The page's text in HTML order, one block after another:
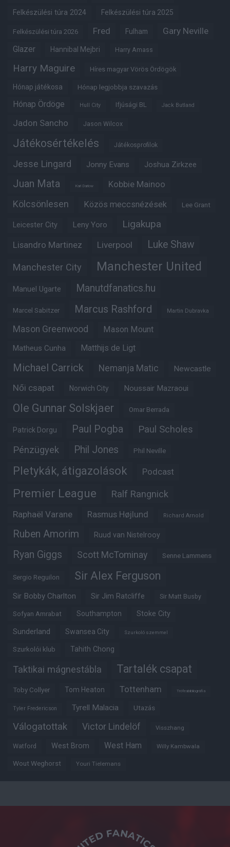
Felkészülési túra 2024 Felkészülési túra 2025
Felkészülési túra 2026 Fred Fulham Gary Neville
Glazer Hannibal Mejbri Harry Amass
Harry Maguire Híres magyar Vörös Ördögök
Hónap játékosa Hónap legjobbja szavazás
Hónap Ördöge Hull City Ifjúsági BL Jack Butland
Jadon Sancho Jason Wilcox
Játékosértékelés Játékosprofilok
Jesse Lingard Jonny Evans Joshua Zirkzee
Juan Mata Karl Darlow Kobbie Mainoo
Kölcsönlesen Közös meccsnézések Lee Grant
Leicester City Leny Yoro Ligakupa
Lisandro Martinez Liverpool Luke Shaw
Manchester City Manchester United
Manuel Ugarte Manutdfanatics.hu
Marcel Sabitzer Marcus Rashford Martin Dubravka
Mason Greenwood Mason Mount
Matheus Cunha Matthijs de Ligt
Michael Carrick Nemanja Matic Newcastle
Női csapat Norwich City Noussair Mazraoui
Ole Gunnar Solskjaer Omar Berrada
Patrick Dorgu Paul Pogba Paul Scholes
Pénzügyek Phil Jones Phil Neville
Pletykák, átigazolások Podcast
Premier League Ralf Rangnick
Raphaël Varane Rasmus Højlund Richard Arnold
Ruben Amorim Ruud van Nistelrooy
Ryan Giggs Scott McTominay Senne Lammens
Sergio Reguilon Sir Alex Ferguson
Sir Bobby Charlton Sir Jim Ratcliffe Sir Matt Busby
Sofyan Amrabat Southampton Stoke City
Sunderland Swansea City Szurkoló szemmel
Szurkolói klub Tahith Chong
Taktikai mágnestábla Tartalék csapat
Toby Collyer Tom Heaton Tottenham Trófeabibliográfia
Tyler Fredericson Tyrell Malacia Utazás
Válogatottak Victor Lindelöf Visszhang
Watford West Brom West Ham Willy Kambwala
Wout Weghorst Youri Tielemans